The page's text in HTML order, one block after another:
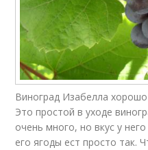
Виноград Изабелла
Это простой в уходе
очень много, но вкус у
его ягоды ест просто так.